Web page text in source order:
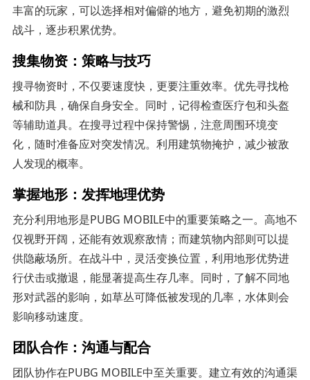
丰富的玩家，可以选择相对偏僻的地方，避免初期的激烈
战斗，逐步积累优势。
搜集物资：策略与技巧
搜寻物资时，不仅要速度快，更要注重效率。优先寻找枪
械和防具，确保自身安全。同时，记得检查医疗包和头盔
等辅助道具。在搜寻过程中保持警惕，注意周围环境变
化，随时准备应对突发情况。利用建筑物掩护，减少被敌
人发现的概率。
掌握地形：发挥地理优势
充分利用地形是PUBG MOBILE中的重要策略之一。高地不
仅视野开阔，还能有效观察敌情；而建筑物内部则可以提
供隐蔽场所。在战斗中，灵活变换位置，利用地形优势进
行伏击或撤退，能显著提高生存几率。同时，了解不同地
形对武器的影响，如草丛可降低被发现的几率，水体则会
影响移动速度。
团队合作：沟通与配合
团队协作在PUBG MOBILE中至关重要。建立有效的沟通渠